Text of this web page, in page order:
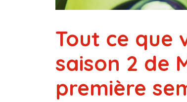
Tout ce que
saison 2 de
première